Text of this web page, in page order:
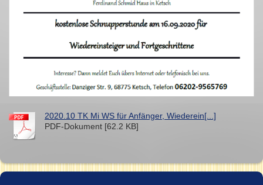
2020.10 TK Mi WS für Anfänger, Wiederein[...]
PDF-Dokument [62.2 KB]